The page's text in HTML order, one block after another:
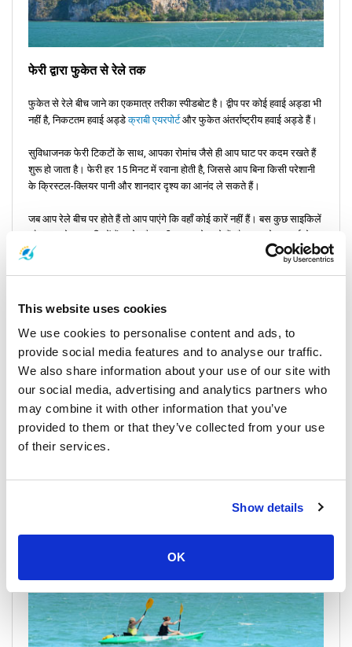
This website uses cookies
We use cookies to personalise content and ads, to
provide social media features and to analyse our traffic.
We also share information about your use of our site with
our social media, advertising and analytics partners who
may combine it with other information that you’ve
provided to them or that they’ve collected from your use
of their services.
Show details
OK
फेरी द्वारा फुकेत से रेले तक
फुकेत से रेले बीच जाने का एकमात्र तरीका स्पीडबोट है। द्वीप पर कोई हवाई अड्डा भी
नहीं है, निकटतम हवाई अड्डेक्राबी एयरपोर्टऔर फुकेत अंतर्राष्ट्रीय हवाई अड्डे हैं।
सुविधाजनक फेरी टिकटों के साथ, आपका रोमांच जैसे ही आप घाट पर कदम रखते हैं
शुरू हो जाता है। फेरी हर 15 मिनट में रवाना होती है, जिससे आप बिना किसी परेशानी
के क्रिस्टल-क्लियर पानी और शानदार दृश्य का आनंद ले सकते हैं।
जब आप रेले बीच पर होते हैं तो आप पाएंगे कि वहाँ कोई कारें नहीं हैं। बस कुछ साइकिलें
कि ऐसा करना कितना आसान है। लंबी दूरी के लिए, आप द्वीप के दूरदराज के हिस्सों
रसादा पियर से रेले बे तक
रेले बे एक वास्तविक पियर नहीं है। वहाँ कोई इमारतें, कोई कंक्रीट नहीं है, केवल सफेद
रेत, समुद्र, और नावें हैं।
तक ले जाती है, बिना नावें बदले या रास्ते में कहीं
भी रुके।
यात्रा 1 घंटे 30 मिनट लेती है और 850 THB की लागत आती है।
फेरी प्रतिदिन उच्च मौसम (नवंबर से अप्रैल) में संचालित होती है।